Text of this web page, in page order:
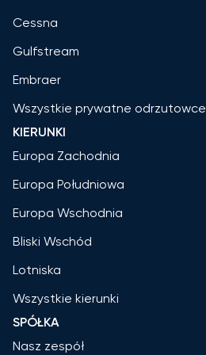
Cessna
Gulfstream
Embraer
Wszystkie prywatne odrzutowce
KIERUNKI
Europa Zachodnia
Europa Południowa
Europa Wschodnia
Bliski Wschód
Lotniska
Wszystkie kierunki
SPÓŁKA
Nasz zespół